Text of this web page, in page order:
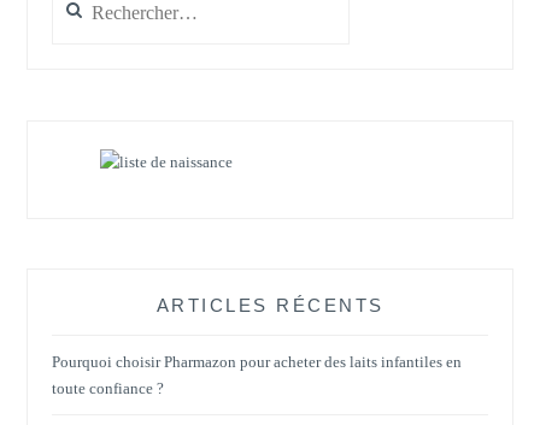
ARTICLES RÉCENTS
Pourquoi choisir Pharmazon pour acheter des laits infantiles en
toute confiance ?